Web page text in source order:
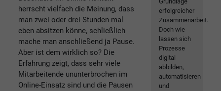
herrscht vielfach die Meinung, dass
man zwei oder drei Stunden mal
eben absitzen könne, schließlich
mache man anschließend ja Pause.
Aber ist dem wirklich so? Die
Erfahrung zeigt, dass sehr viele
Mitarbeitende ununterbrochen im
Online-Einsatz sind und die Pausen
erfolgreicher
Zusammenarbeit.
Doch wie
lassen sich
Prozesse
digital
abbilden,
automatisieren
und